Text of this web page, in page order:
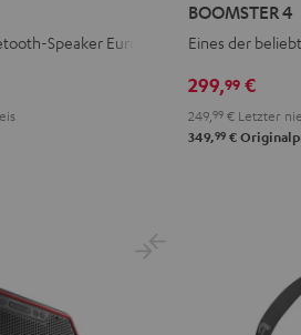
Speaker Europas
GreenBlack
BOOMSTER 4
Eines der
299,99 €
249,99 € Letzter
349,99 €